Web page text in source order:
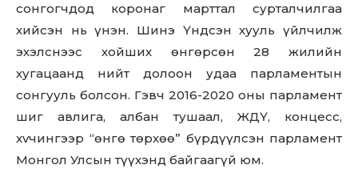
сонгогчдод коронаг марттал сурталчилгаа
хийсэн нь үнэн. Шинэ Үндсэн хууль үйлчилж
эхэлснээс хойших өнгөрсөн 28 жилийн
хугацаанд нийт долоон удаа парламентын
сонгууль болсон. Гэвч 2016-2020 оны парламент
шиг авлига, албан тушаал, ЖДҮ, концесс,
xvчингээр “өнгө төрхөө” бүрдүүлсэн парламент
Монгол Улсын түүхэнд байгаагүй юм.